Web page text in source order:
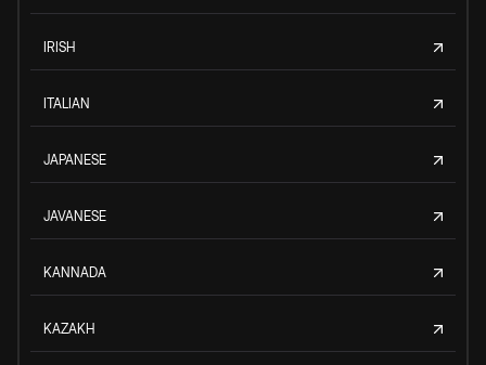
IRISH
ITALIAN
JAPANESE
JAVANESE
KANNADA
KAZAKH